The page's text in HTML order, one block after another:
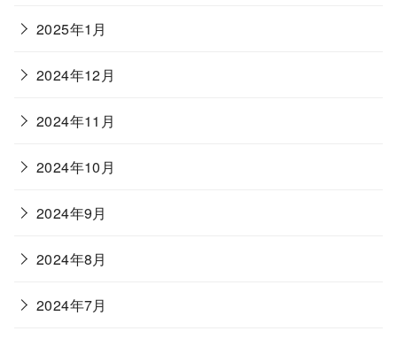
2025年1月
2024年12月
2024年11月
2024年10月
2024年9月
2024年8月
2024年7月